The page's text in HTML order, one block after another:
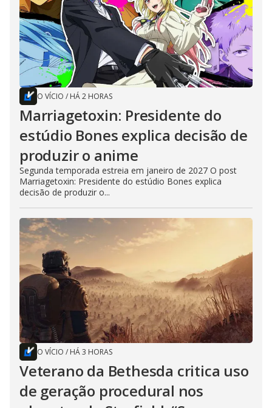
O VÍCIO / HÁ 2 HORAS
Marriagetoxin: Presidente do
estúdio Bones explica decisão de
produzir o anime
Segunda temporada estreia em janeiro de 2027 O post
Marriagetoxin: Presidente do estúdio Bones explica
decisão de produzir o...
O VÍCIO / HÁ 3 HORAS
Veterano da Bethesda critica uso
de geração procedural nos